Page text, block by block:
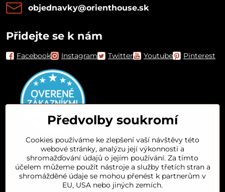
objednavky​@orienthouse​.sk
Přidejte se k nám
Facebook Instagram Twitter Youtube Pinterest
Orient House
Arganový olej
Předvolby soukromí
Cookies používáme ke zlepšení vaší návštěvy této
webové stránky, analýzu její výkonnosti a
shromažďování údajů o jejím používání. Za tímto
účelem můžeme použít nástroje a služby třetích stran a
shromážděné údaje se mohou přenést k partnerům v
EU, USA nebo jiných zemích.